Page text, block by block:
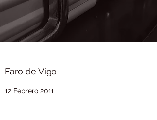
Faro de Vigo
12 Febrero 2011